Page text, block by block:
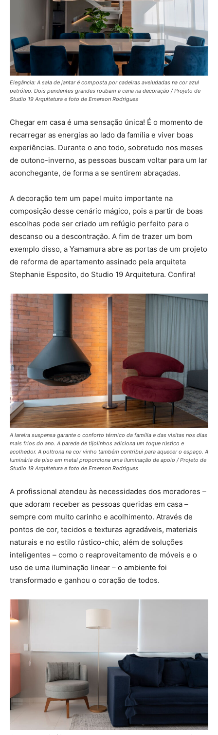
Elegância: A sala de jantar é composta por cadeiras aveludadas na cor azul
petróleo. Dois pendentes grandes roubam a cena na decoração / Projeto de
Studio 19 Arquitetura e foto de Emerson Rodrigues
Chegar em casa é uma sensação única! É o momento de
recarregar as energias ao lado da família e viver boas
experiências. Durante o ano todo, sobretudo nos meses
de outono-inverno, as pessoas buscam voltar para um lar
aconchegante, de forma a se sentirem abraçadas.
A decoração tem um papel muito importante na
composição desse cenário mágico, pois a partir de boas
escolhas pode ser criado um refúgio perfeito para o
descanso ou a descontração. A fim de trazer um bom
exemplo disso, a Yamamura abre as portas de um projeto
de reforma de apartamento assinado pela arquiteta
Stephanie Esposito, do Studio 19 Arquitetura. Confira!
A lareira suspensa garante o conforto térmico da família e das visitas nos dias
mais frios do ano. A parede de tijolinhos adiciona um toque rústico e
acolhedor. A poltrona na cor vinho também contribui para aquecer o espaço. A
luminária de piso em metal proporciona uma iluminação de apoio / Projeto de
Studio 19 Arquitetura e foto de Emerson Rodrigues
A profissional atendeu às necessidades dos moradores –
que adoram receber as pessoas queridas em casa –
sempre com muito carinho e acolhimento. Através de
pontos de cor, tecidos e texturas agradáveis, materiais
naturais e no estilo rústico-chic, além de soluções
inteligentes – como o reaproveitamento de móveis e o
uso de uma iluminação linear – o ambiente foi
transformado e ganhou o coração de todos.